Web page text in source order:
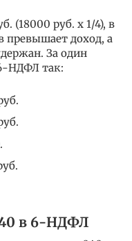
(18000 руб. х 1/4), в
превышает доход, а
За один
НДФЛ так:
в 6-НДФЛ